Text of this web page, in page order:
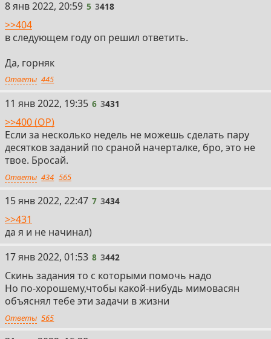
5
8 янв 2022, 20:59 5 3418
>>404
в следующем году оп решил ответить.
Да, горняк
Ответы 445
6
11 янв 2022, 19:35 6 3431
>>400 (OP)
Если за несколько недель не можешь сделать пару
десятков заданий по сраной начерталке, бро, это не
твое. Бросай.
Ответы 434 565
7
15 янв 2022, 22:47 7 3434
>>431
да я и не начинал)
8
17 янв 2022, 01:53 8 3442
Скинь задания то с которыми помочь надо
Но по-хорошему,чтобы какой-нибудь мимовасян
объяснял тебе эти задачи в жизни
Ответы 565